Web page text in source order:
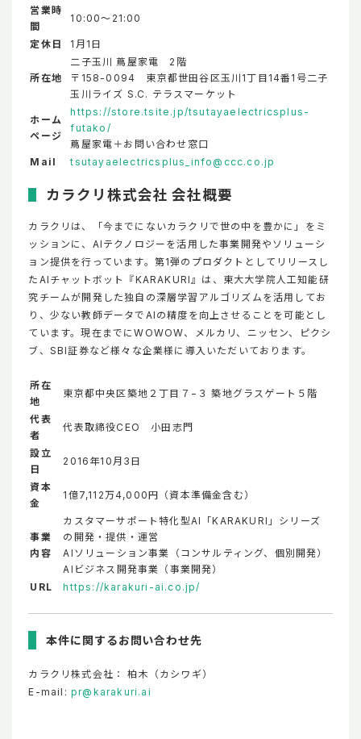
営業時
間
10:00～21:00
定休日 1月1日
所在地
二子玉川 蔦屋家電 2階
〒158-0094 東京都世田谷区玉川1丁目14番1号二子
玉川ライズ S.C. テラスマーケット
ホーム
ページ
https://store.tsite.jp/tsutayaelectricsplus-
futako/
蔦屋家電＋お問い合わせ窓口
Mail
tsutayaelectricsplus_info@ccc.co.jp
カラクリ株式会社 会社概要
カラクリは、「今までにないカラクリで世の中を豊かに」をミ
ッションに、AIテクノロジーを活用した事業開発やソリューシ
ョン提供を行っています。第1弾のプロダクトとしてリリースし
たAIチャットボット『KARAKURI』は、東大大学院人工知能研
究チームが開発した独自の深層学習アルゴリズムを活用してお
り、少ない教師データでAIの精度を向上させることを可能とし
ています。現在までにWOWOW、メルカリ、ニッセン、ピクシ
ブ、SBI証券など様々な企業様に導入いただいております。
所在
地
東京都中央区築地２丁目７−３ 築地グラスゲート５階
代表
者
代表取締役CEO 小田志門
設立
日
2016年10月3日
資本
金
1億7,112万4,000円（資本準備金含む）
事業
内容
カスタマーサポート特化型AI「KARAKURI」シリーズ
の開発・提供・運営
AIソリューション事業（コンサルティング、個別開発）
AIビジネス開発事業（事業開発）
URL
https://karakuri-ai.co.jp/
本件に関するお問い合わせ先
カラクリ株式会社： 柏木（カシワギ）
E-mail:pr@karakuri.ai